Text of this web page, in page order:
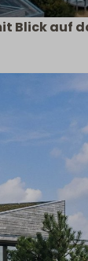
Blick auf